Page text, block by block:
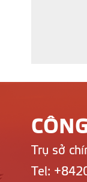
Trụ sở
Tel: